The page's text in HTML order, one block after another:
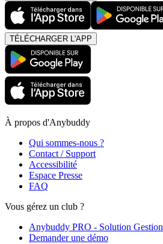
TÉLÉCHARGER L'APP
À propos d'Anybuddy
Qui sommes-nous ?
Contact / Support
Accessibilité
Espace Presse
FAQ
Vous gérez un club ?
Anybuddy PRO - Solution Gestion
Demander une démo